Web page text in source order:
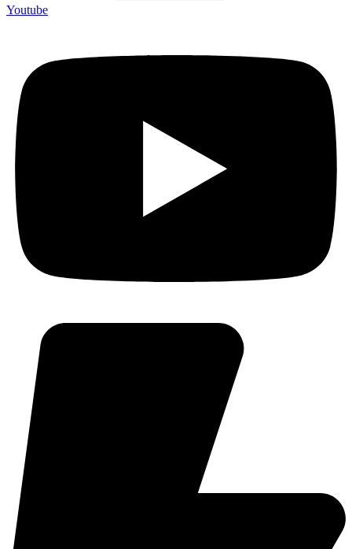
Youtube